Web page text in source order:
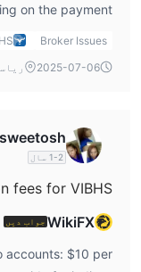
on the payment
Broker Issues
2025-07-06
sweetosh
1-2 سال
fees for VIBHS?
WikiFX جواب دیں
accounts: $10 per